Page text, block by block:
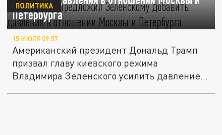
Петербурга
ПОЛИТИКА
15 ИЮЛЯ 09:57
Американский президент Дональд Трамп
призвал главу киевского режима
Владимира Зеленского усилить давление